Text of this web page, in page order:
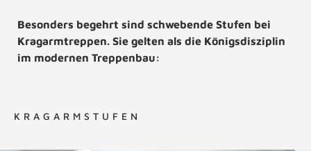
Besonders begehrt sind schwebende Stufen bei
Kragarmtreppen. Sie gelten als die Königsdisziplin
im modernen Treppenbau:
KRAGARMSTUFEN